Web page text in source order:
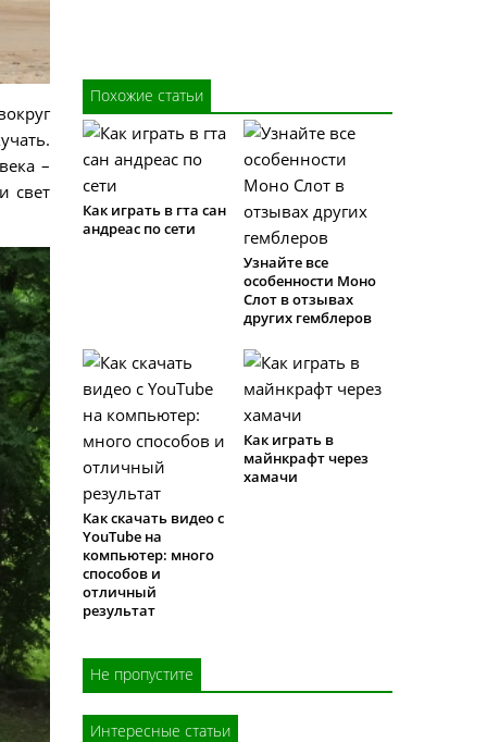
–
свет
Похожие статьи
Как играть в гта сан
андреас по сети
Узнайте все
особенности Моно
Слот в отзывах
других гемблеров
Как скачать видео с
YouTube на
компьютер: много
способов и
отличный
результат
Как играть в
майнкрафт через
хамачи
Не пропустите
Интересные статьи